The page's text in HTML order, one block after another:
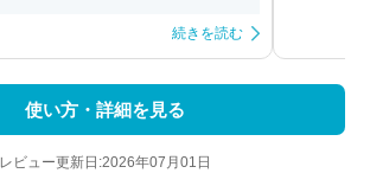
続きを読む
使い方・詳細を見る
レビュー更新日:2026年07月01日